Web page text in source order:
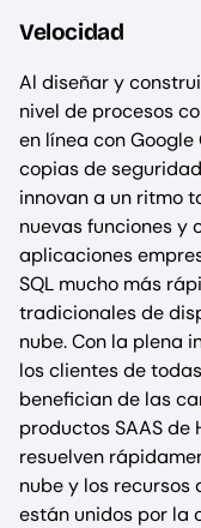
Velocidad
Al diseñar y
nivel de procesos
en línea con
copias de
innovan a un ritmo
nuevas funciones y
aplicaciones
SQL mucho más
tradicionales de
nube. Con la plena
los clientes de
benefician de las
productos SAAS de
resuelven
nube y los
están unidos por la